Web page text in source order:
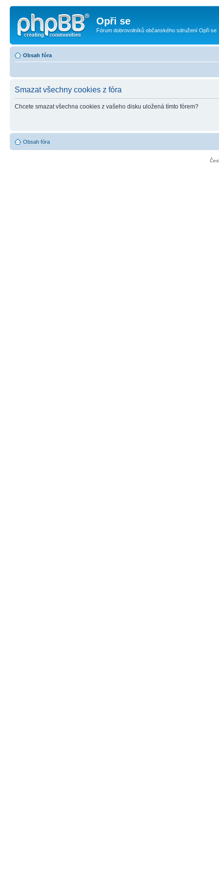
Opři se
Fórum dobrovolníků občanského sdružení Opři se
Obsah fóra
Smazat všechny cookies z fóra
Chcete smazat všechna cookies z vašeho disku uložená tímto fórem?
Obsah fóra